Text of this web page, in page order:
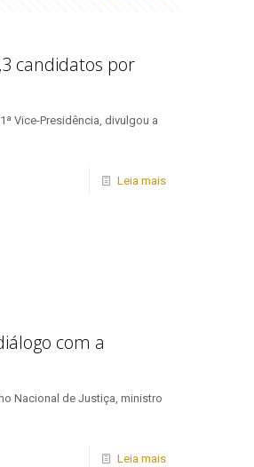
candidatos por
Vice-Presidência, divulgou a
Leia mais
com a
Nacional de Justiça, ministro
Leia mais